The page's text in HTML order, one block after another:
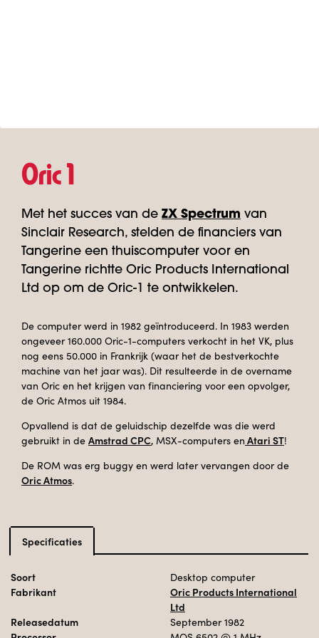
Oric 1
Met het succes van de ZX Spectrum van
Sinclair Research, stelden de financiers van
Tangerine een thuiscomputer voor en
Tangerine richtte Oric Products International
Ltd op om de Oric-1 te ontwikkelen.
De computer werd in 1982 geïntroduceerd. In 1983 werden
ongeveer 160.000 Oric-1-computers verkocht in het VK, plus
nog eens 50.000 in Frankrijk (waar het de bestverkochte
machine van het jaar was). Dit resulteerde in de overname
van Oric en het krijgen van financiering voor een opvolger,
de Oric Atmos uit 1984.
Opvallend is dat de geluidschip dezelfde was die werd
gebruikt in de Amstrad CPC, MSX-computers en Atari ST!
De ROM was erg buggy en werd later vervangen door de
Oric Atmos.
Specificaties
Soort Desktop computer
Fabrikant
Oric Products International
Ltd
Releasedatum
September 1982